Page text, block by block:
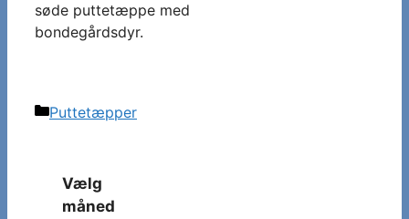
søde puttetæppe med
bondegårdsdyr.
Kategorier
Puttetæpper
Vælg
måned